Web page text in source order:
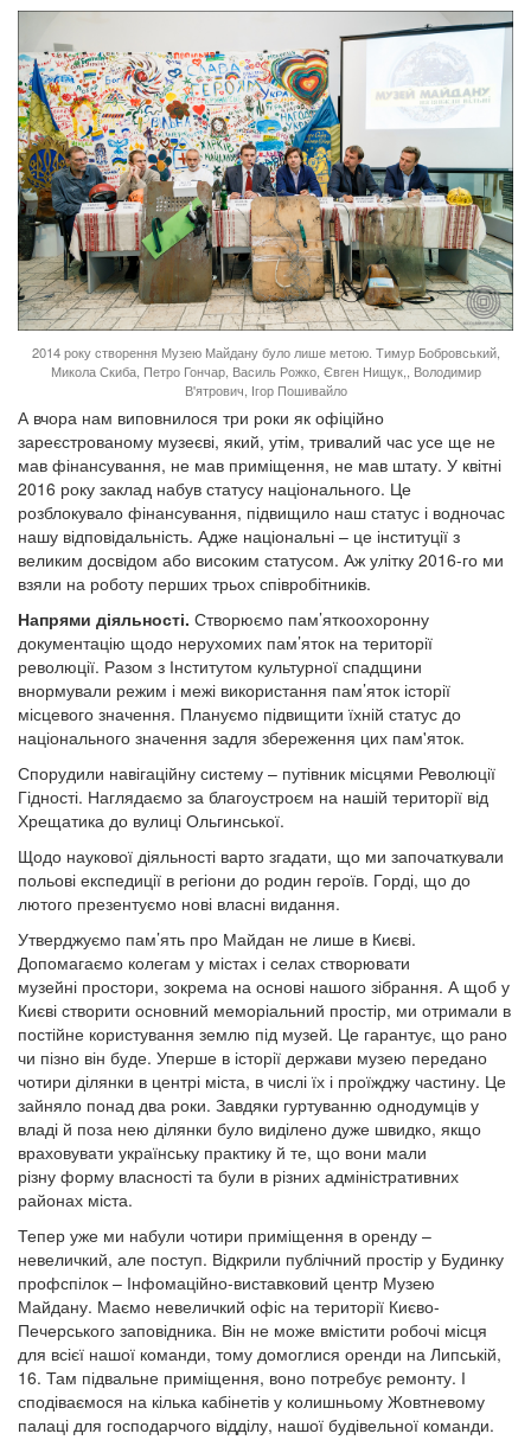
2014 року створення Музею Майдану було лише метою. Тимур Бобровський,
Микола Скиба, Петро Гончар, Василь Рожко, Євген Нищук,, Володимир
В'ятрович, Ігор Пошивайло
А вчора нам виповнилося три роки як офіційно
зареєстрованому музеєві, який, утім, тривалий час усе ще не
мав фінансування, не мав приміщення, не мав штату. У квітні
2016 року заклад набув статусу національного. Це
розблокувало фінансування, підвищило наш статус і водночас
нашу відповідальність. Адже національні – це інституції з
великим досвідом або високим статусом. Аж улітку 2016-го ми
взяли на роботу перших трьох співробітників.
Напрями діяльності. Створюємо пам’яткоохоронну
документацію щодо нерухомих пам’яток на території
революції. Разом з Інститутом культурної спадщини
внормували режим і межі використання пам’яток історії
місцевого значення. Плануємо підвищити їхній статус до
національного значення задля збереження цих пам'яток.
Спорудили навігаційну систему – путівник місцями Революції
Гідності. Наглядаємо за благоустроєм на нашій території від
Хрещатика до вулиці Ольгинської.
Щодо наукової діяльності варто згадати, що ми започаткували
польові експедиції в регіони до родин героїв. Горді, що до
лютого презентуємо нові власні видання.
Утверджуємо пам’ять про Майдан не лише в Києві.
Допомагаємо колегам у містах і селах створювати
музейні простори, зокрема на основі нашого зібрання. А щоб у
Києві створити основний меморіальний простір, ми отримали в
постійне користування землю під музей. Це гарантує, що рано
чи пізно він буде. Уперше в історії держави музею передано
чотири ділянки в центрі міста, в числі їх і проїжджу частину. Це
зайняло понад два роки. Завдяки гуртуванню однодумців у
владі й поза нею ділянки було виділено дуже швидко, якщо
враховувати українську практику й те, що вони мали
різну форму власності та були в різних адміністративних
районах міста.
Тепер уже ми набули чотири приміщення в оренду –
невеличкий, але поступ. Відкрили публічний простір у Будинку
профспілок – Інфомаційно-виставковий центр Музею
Майдану. Маємо невеличкий офіс на території Києво-
Печерського заповідника. Він не може вмістити робочі місця
для всієї нашої команди, тому домоглися оренди на Липській,
16. Там підвальне приміщення, воно потребує ремонту. І
сподіваємося на кілька кабінетів у колишньому Жовтневому
палаці для господарчого відділу, нашої будівельної команди.